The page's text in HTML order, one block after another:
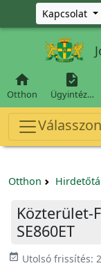
Ugrás a főKapcsolat

Otthon

Ügyintéz…
Otthon
Közterület-
SE860ET
event_available Utolsó frissítés: